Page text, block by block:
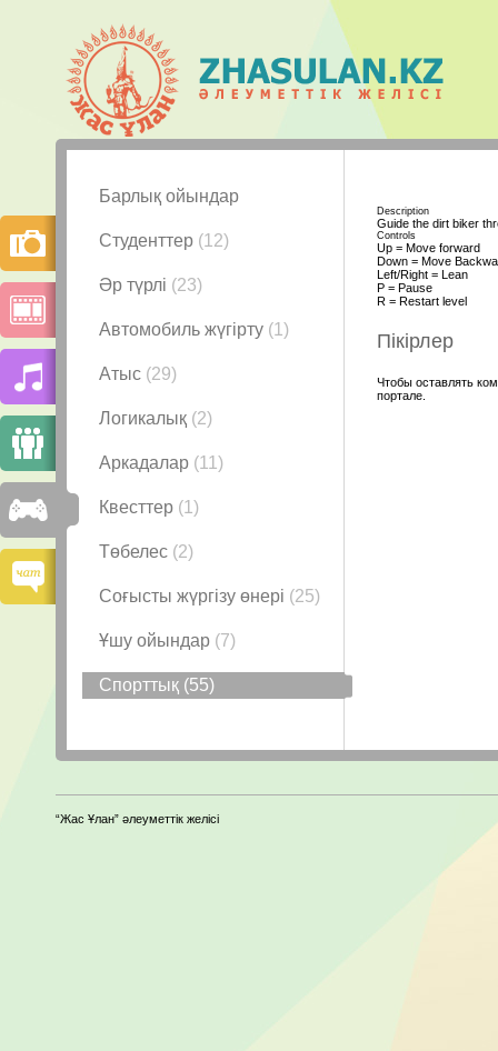
Барлық ойындар
Студенттер (12)
Әр түрлі (23)
Автомобиль жүгірту (1)
Атыс (29)
Логикалық (2)
Аркадалар (11)
Квесттер (1)
Төбелес (2)
Соғысты жүргізу өнері (25)
Ұшу ойындар (7)
Спорттық (55)
Description
Guide the dirt biker
Controls
Up = Move forward
Down = Move
Left/Right = Lean
P = Pause
R = Restart level
Пікірлер
Чтобы оставлять
портале.
“Жас Ұлан” әлеуметтік желісі